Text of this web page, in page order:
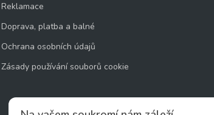
Reklamace
Doprava, platba a balné
Ochrana osobních údajů
Zásady používání souborů cookie